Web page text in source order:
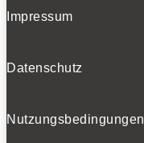
Impressum
Datenschutz
Nutzungsbedingungen